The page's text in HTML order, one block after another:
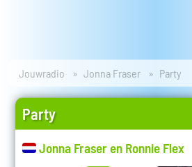
Jouwradio Jonna Fraser Party
Party
Jonna Fraser en Ronnie Flex